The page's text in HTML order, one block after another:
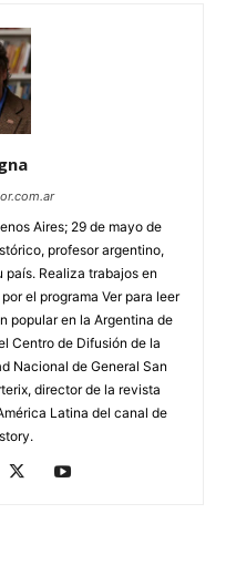
Aires; 29 de mayo de
profesor argentino,
Realiza trabajos en
el programa Ver para leer
popular en la Argentina de
Centro de Difusión de la
Nacional de General San
director de la revista
Latina del canal de